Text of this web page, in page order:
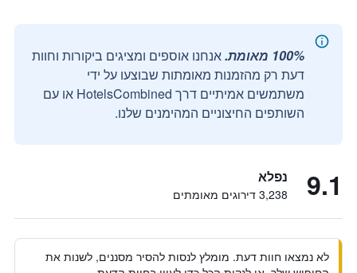
100% מאומת.
אנחנו אוספים ומציגים ביקורות וחוות
דעת רק מהזמנות מאומתות שבוצעו על ידי
משתמשים אמיתיים דרך HotelsCombined או עם
השותפים החיצוניים המהימנים שלנו.
9.1 נפלא
3,238 דירוגים מאומתים
לא נמצאו חוות דעת. מומלץ לנסות להסיר מסננים, לשנות את